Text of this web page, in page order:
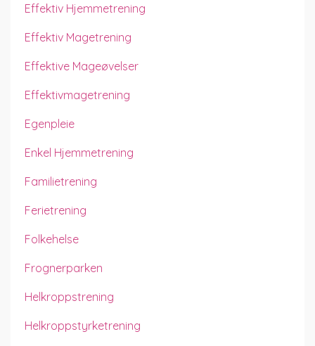
Effektiv Hjemmetrening
Effektiv Magetrening
Effektive Mageøvelser
Effektivmagetrening
Egenpleie
Enkel Hjemmetrening
Familietrening
Ferietrening
Folkehelse
Frognerparken
Helkroppstrening
Helkroppstyrketrening